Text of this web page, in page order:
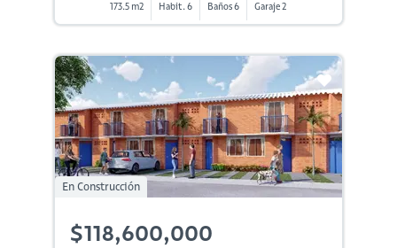
173.5 m2 Habit. 6 Baños 6 Garaje 2
En Construcción
$118,600,000